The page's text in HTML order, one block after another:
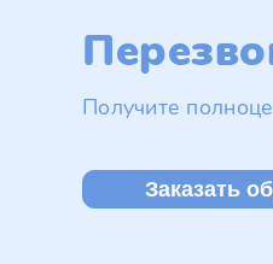
Получите
Заказать